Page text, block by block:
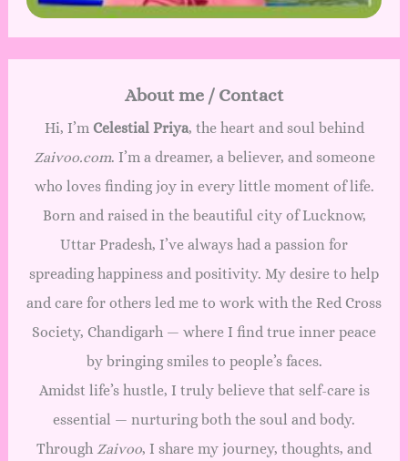
About me / Contact
Hi, I’m Celestial Priya, the heart and soul behind
Zaivoo.com. I’m a dreamer, a believer, and someone
who loves finding joy in every little moment of life.
Born and raised in the beautiful city of Lucknow,
Uttar Pradesh, I’ve always had a passion for
spreading happiness and positivity. My desire to help
and care for others led me to work with the Red Cross
Society, Chandigarh — where I find true inner peace
by bringing smiles to people’s faces.
Amidst life’s hustle, I truly believe that self-care is
essential — nurturing both the soul and body.
Through Zaivoo, I share my journey, thoughts, and